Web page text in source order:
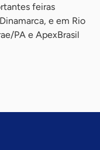
feiras
e em Rio
PA e ApexBrasil